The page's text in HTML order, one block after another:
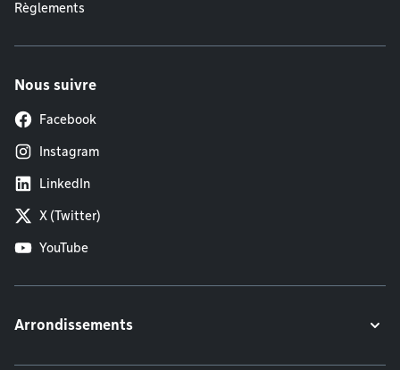
Règlements
Nous suivre
Facebook
Instagram
LinkedIn
X (Twitter)
YouTube
Arrondissements